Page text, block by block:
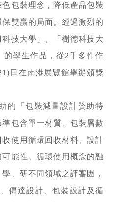
包裝理念，降低產品包裝
雙贏的局面。經過激烈的
技大學」、「樹德科技大
的學生作品，從2千多件作
日在南港展覽館舉辦頒獎
的「包裝減量設計贊助特
包含單一材質、包裝層數
使用循環回收材料、設計
能性、循環使用概念的融
、研不同領域之評審團，
傳達設計、包裝設計及循